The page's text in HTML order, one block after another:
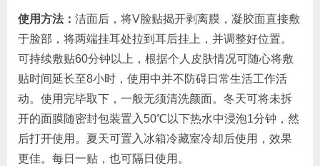
使用方法： 洁面后，将V脸贴揭开剥离膜，凝胶面直接敷
于脸部，将两端挂耳处拉到耳后挂上，并调整好位置。
可持续敷贴60分钟以上，根据个人皮肤情况可随心将敷
贴时间延长至8小时，使用中并不防碍日常生活工作活
动。使用完毕取下，一般无须清洗颜面。冬天可将未拆
开的面膜随密封包装置入50℃以下热水中浸泡1分钟，然
后打开使用。夏天可置入冰箱冷藏室冷却后使用，效果
更佳。每日一贴，也可隔日使用。